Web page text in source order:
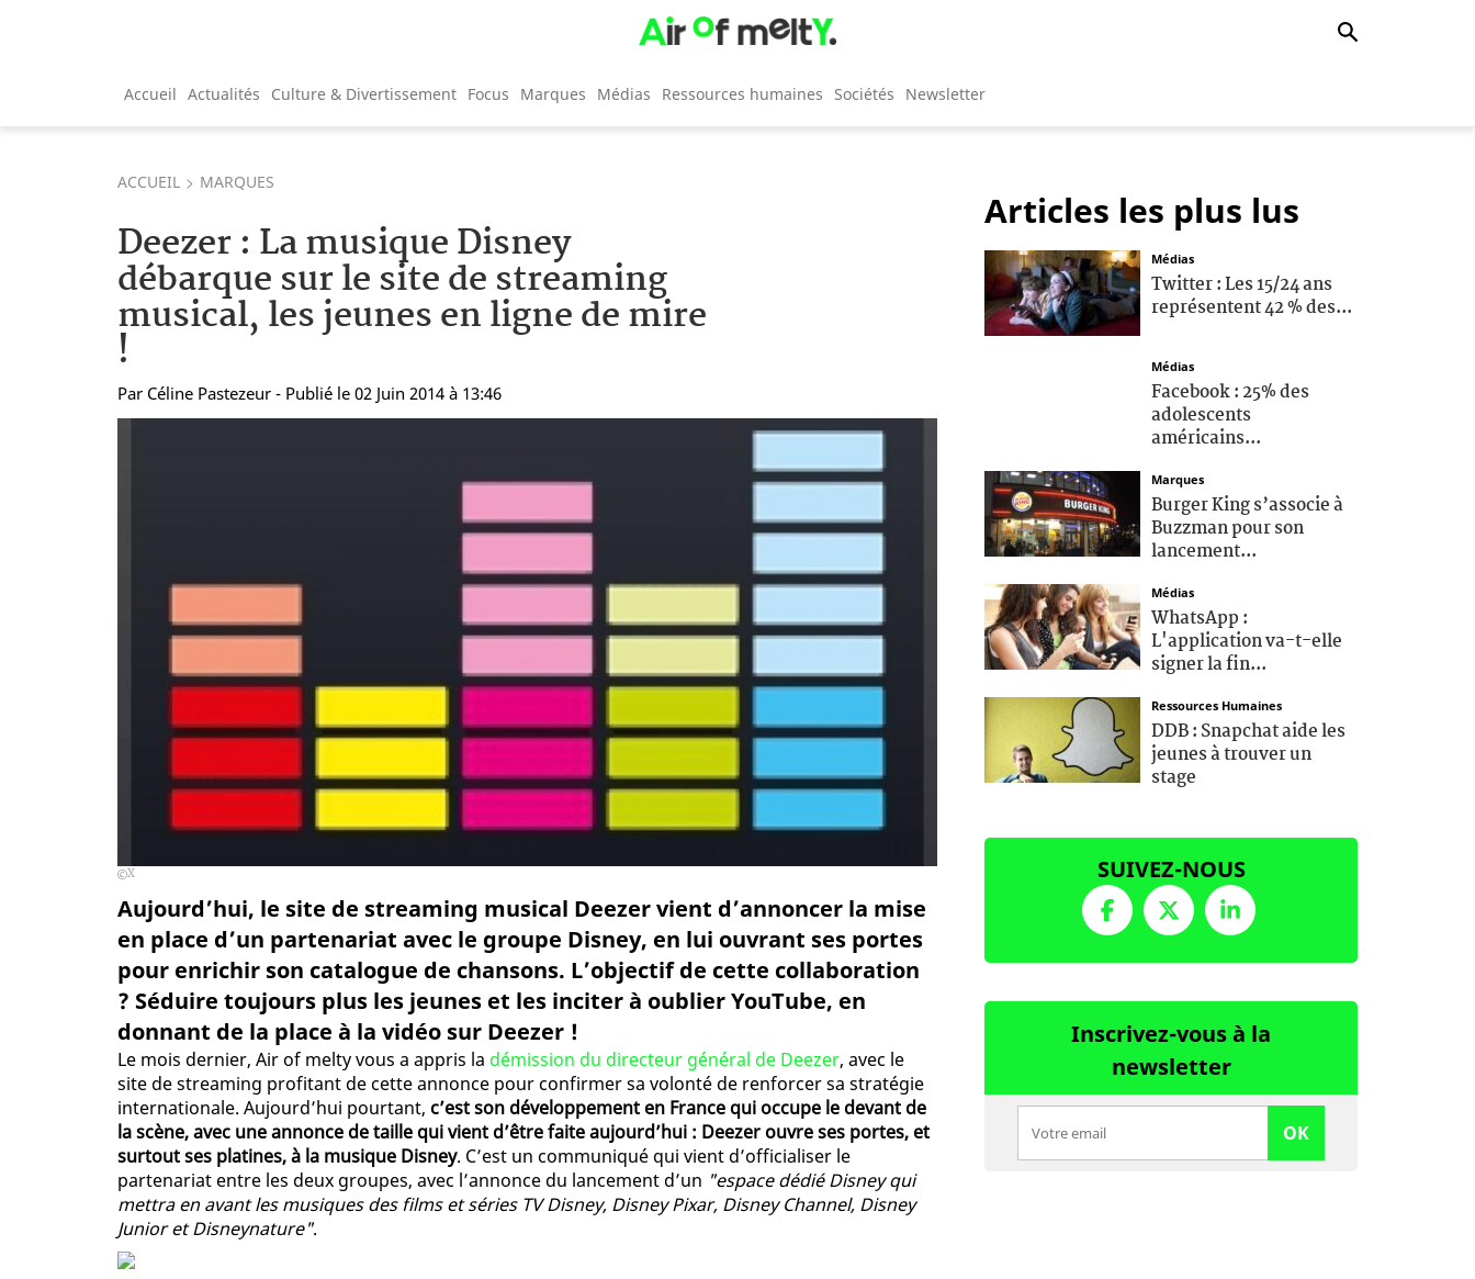
Accueil Actualités Culture & Divertissement Focus Marques Médias Ressources humaines Sociétés Newsletter
ACCUEIL MARQUES
Deezer : La musique Disney
débarque sur le site de streaming
musical, les jeunes en ligne de mire
!
Par Céline Pastezeur - Publié le 02 Juin 2014 à 13:46
X
Aujourd’hui, le site de streaming musical Deezer vient d’annoncer la mise
en place d’un partenariat avec le groupe Disney, en lui ouvrant ses portes
pour enrichir son catalogue de chansons. L’objectif de cette collaboration
? Séduire toujours plus les jeunes et les inciter à oublier YouTube, en
donnant de la place à la vidéo sur Deezer !
Le mois dernier, Air of melty vous a appris la démission du directeur général de Deezer, avec le
site de streaming profitant de cette annonce pour confirmer sa volonté de renforcer sa stratégie
internationale. Aujourd’hui pourtant, c’est son développement en France qui occupe le devant de
la scène, avec une annonce de taille qui vient d’être faite aujourd’hui : Deezer ouvre ses portes, et
surtout ses platines, à la musique Disney. C’est un communiqué qui vient d’officialiser le
partenariat entre les deux groupes, avec l’annonce du lancement d’un "espace dédié Disney qui
mettra en avant les musiques des films et séries TV Disney, Disney Pixar, Disney Channel, Disney
Junior et Disneynature".
Articles les plus lus
Médias
Twitter : Les 15/24 ans
représentent 42 % des...
Médias
Facebook : 25% des
adolescents
américains...
Marques
Burger King s’associe à
Buzzman pour son
lancement...
Médias
WhatsApp :
L'application va-t-elle
signer la fin...
Ressources Humaines
DDB : Snapchat aide les
jeunes à trouver un
stage
SUIVEZ-NOUS
Inscrivez-vous à la
newsletter
OK